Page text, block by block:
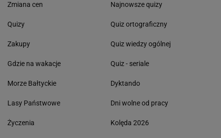
Zmiana cen
Quizy
Zakupy
Gdzie na wakacje
Morze Bałtyckie
Lasy Państwowe
Życzenia
Najnowsze quizy
Quiz ortograficzny
Quiz wiedzy ogólnej
Quiz - seriale
Dyktando
Dni wolne od pracy
Kolęda 2026